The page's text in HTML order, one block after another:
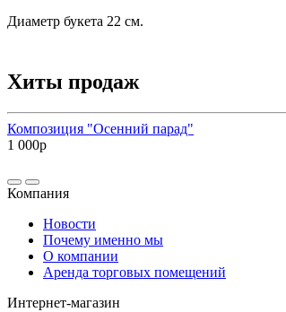
Диаметр букета 22 см.
Хиты продаж
Композиция "Осенний парад"
1 000р
Компания
Новости
Почему именно мы
О компании
Аренда торговых помещений
Интернет-магазин